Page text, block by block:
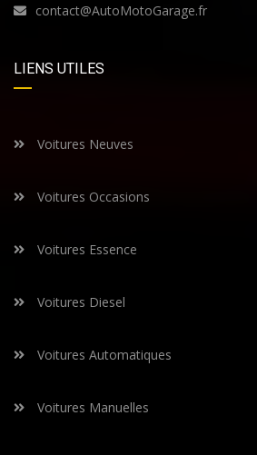
contact@AutoMotoGarage.fr
LIENS UTILES
Voitures Neuves
Voitures Occasions
Voitures Essence
Voitures Diesel
Voitures Automatiques
Voitures Manuelles